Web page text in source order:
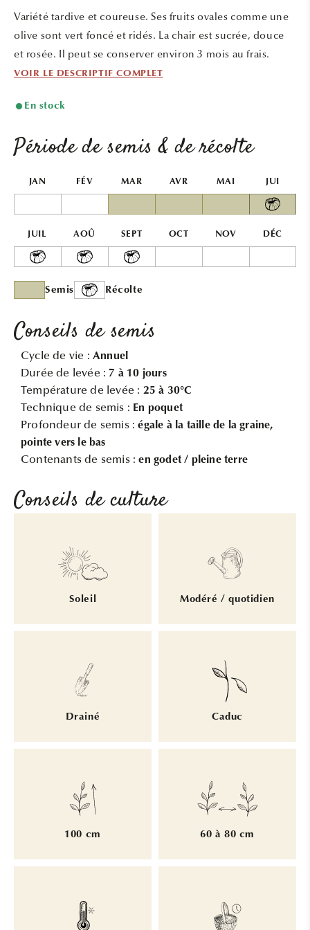
fenêtre
modale
Variété tardive et coureuse. Ses fruits ovales comme une
olive sont vert foncé et ridés. La chair est sucrée, douce
et rosée. Il peut se conserver environ 3 mois au frais.
VOIR LE DESCRIPTIF COMPLET
En stock
Période de semis & de récolte
JAN FÉV MAR AVR MAI JUI
JUIL AOÛ SEPT OCT NOV DÉC
Semis Récolte
Conseils de semis
Cycle de vie : Annuel
Durée de levée : 7 à 10 jours
Température de levée : 25 à 30°C
Technique de semis : En poquet
Profondeur de semis :égale à la taille de la graine,
pointe vers le bas
Contenants de semis :en godet / pleine terre
Conseils de culture
Soleil Modéré / quotidien
Drainé Caduc
100 cm 60 à 80 cm